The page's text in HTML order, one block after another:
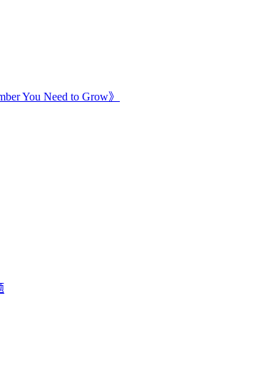
You Need to Grow》